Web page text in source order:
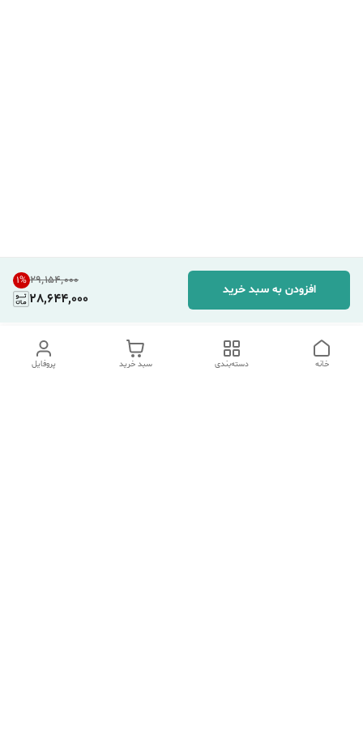
۲۹٬۱۵۴٬۰۰۰ 1%
28,644,000
افزودن به سبد خرید
پروفایل سبد خرید دسته‌بندی خانه